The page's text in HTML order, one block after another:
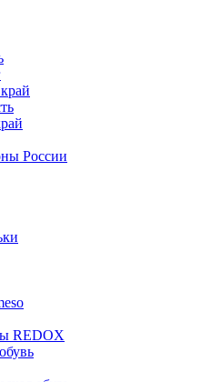
России
REDOX